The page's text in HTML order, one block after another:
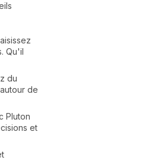
Qu'il
du
de
Pluton
et